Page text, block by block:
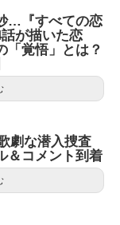
…『すべての恋
が描いた恋
「覚悟」とは？
劇な潜入捜査
＆コメント到着